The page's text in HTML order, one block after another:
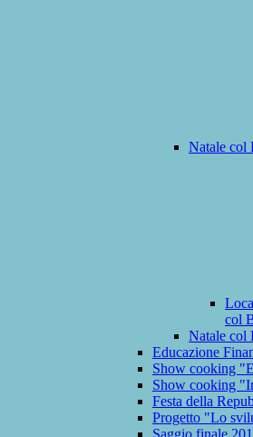
Natale col
col
Natale col
Educazione
Show cooking
Show cooking
Festa della
Progetto "Lo